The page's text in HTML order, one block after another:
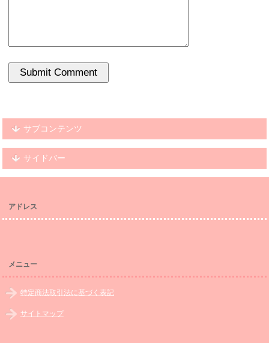
サブコンテンツ
サイドバー
アドレス
メニュー
特定商法取引法に基づく表記
サイトマップ